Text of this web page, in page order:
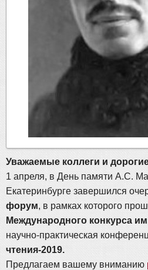
Уважаемые коллеги и
1 апреля, в День памяти А.С.
Екатеринбурге завершился
форум, в рамках которого
Международного конкурса
научно-практическая
чтения-2019.
Предлагаем вашему вниманию